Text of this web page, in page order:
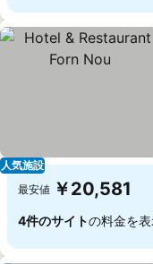
人気施設
最安値 ￥20,581
4件のサイトの料金を